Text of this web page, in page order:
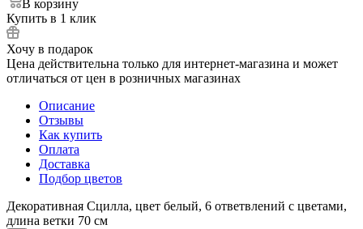
В корзину
Купить в 1 клик
Хочу в подарок
Цена действительна только для интернет-магазина и может
отличаться от цен в розничных магазинах
Описание
Отзывы
Как купить
Оплата
Доставка
Подбор цветов
Декоративная Сцилла, цвет белый, 6 ответвлений с цветами,
длина ветки 70 см